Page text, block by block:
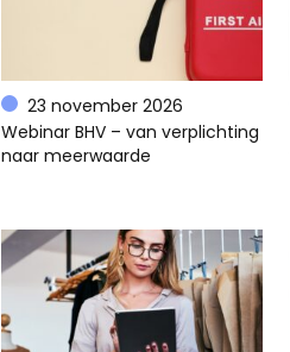
23 november 2026
Webinar BHV – van verplichting
naar meerwaarde